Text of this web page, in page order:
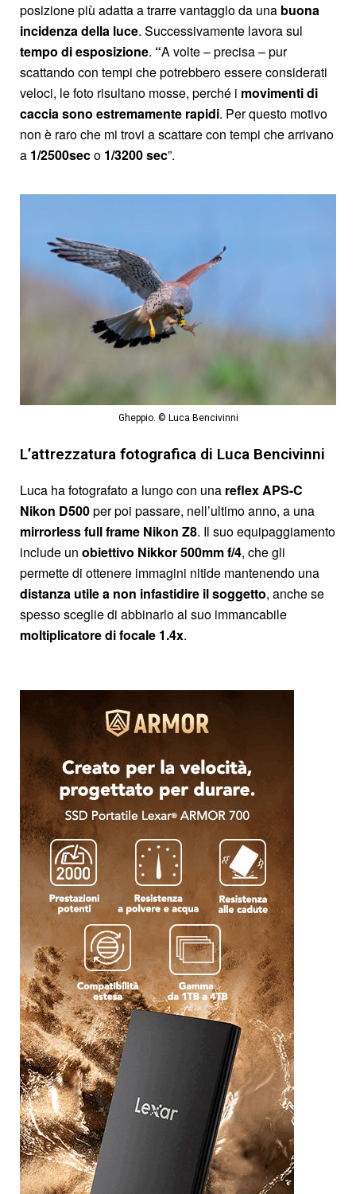
posizione più adatta a trarre vantaggio da una buona
incidenza della luce. Successivamente lavora sul
tempo di esposizione. “A volte – precisa – pur
scattando con tempi che potrebbero essere considerati
veloci, le foto risultano mosse, perché i movimenti di
caccia sono estremamente rapidi. Per questo motivo
non è raro che mi trovi a scattare con tempi che arrivano
a 1/2500seco 1/3200 sec”.
Gheppio. © Luca Bencivinni
L’attrezzatura fotografica di Luca Bencivinni
Luca ha fotografato a lungo con una reflex APS-C
Nikon D500per poi passare, nell’ultimo anno, a una
mirrorless full frame Nikon Z8. Il suo equipaggiamento
include un obiettivo Nikkor 500mmf/4, che gli
permette di ottenere immagini nitide mantenendo una
distanza utile a non infastidire il soggetto, anche se
spesso sceglie di abbinarlo al suo immancabile
moltiplicatore di focale 1.4x.